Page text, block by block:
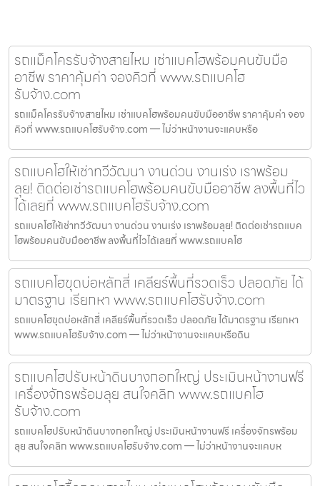
รถแม็คโครรับจ้างสายไหม เช่าแบคโฮพร้อมคนขับมือ
อาชีพ ราคาคุ้มค่า จองคิวที่ www.รถแบคโฮ
รับจ้าง.com
รถแม็คโครรับจ้างสายไหม เช่าแบคโฮพร้อมคนขับมืออาชีพ ราคาคุ้มค่า จอง
คิวที่ www.รถแบคโฮรับจ้าง.com — ไม่ว่าหน้างานจะแคบหรือ
รถแบคโฮให้เช่าทวีวัฒนา งานด่วน งานเร่ง เราพร้อม
ลุย! ติดต่อเช่ารถแบคโฮพร้อมคนขับมืออาชีพ ลงพื้นที่ไว
ได้เลยที่ www.รถแบคโฮรับจ้าง.com
รถแบคโฮให้เช่าทวีวัฒนา งานด่วน งานเร่ง เราพร้อมลุย! ติดต่อเช่ารถแบค
โฮพร้อมคนขับมืออาชีพ ลงพื้นที่ไวได้เลยที่ www.รถแบคโฮ
รถแบคโฮขุดบ่อหลักสี่ เคลียร์พื้นที่รวดเร็ว ปลอดภัย ได้
มาตรฐาน เรียกหา www.รถแบคโฮรับจ้าง.com
รถแบคโฮขุดบ่อหลักสี่ เคลียร์พื้นที่รวดเร็ว ปลอดภัย ได้มาตรฐาน เรียกหา
www.รถแบคโฮรับจ้าง.com — ไม่ว่าหน้างานจะแคบหรือดิน
รถแบคโฮปรับหน้าดินบางกอกใหญ่ ประเมินหน้างานฟรี
เครื่องจักรพร้อมลุย สนใจคลิก www.รถแบคโฮ
รับจ้าง.com
รถแบคโฮปรับหน้าดินบางกอกใหญ่ ประเมินหน้างานฟรี เครื่องจักรพร้อม
ลุย สนใจคลิก www.รถแบคโฮรับจ้าง.com — ไม่ว่าหน้างานจะแคบห